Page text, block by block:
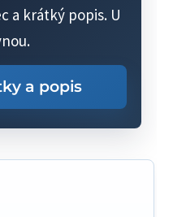
a krátký popis. U
a popis